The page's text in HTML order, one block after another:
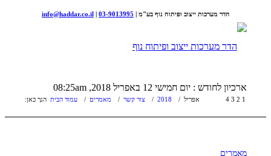
הדר מערכות ייצוב ופיתוח נוף בע"מ | 03-9013995
|
info@haddar.co.il
ארכיון לחודש : יום חמישי 12 באפריל 2018, 08:25am
הנך כאן: עמוד הבית 1
/ מאמרים 2
/ צור קשר 3
/ 2018 4
/ אפריל
מאמרים